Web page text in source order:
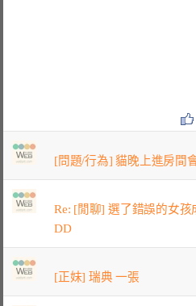
[問題/行為] 貓晚上進房間
Re: [閒聊] 選了錯誤的女
DD
[正妹] 瑞典 一張